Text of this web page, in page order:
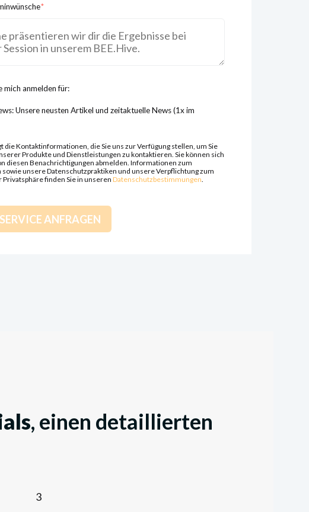
*
mich anmelden für:
Unsere neusten Artikel und zeitaktuelle News (1x im
die Kontaktinformationen, die Sie uns zur Verfügung stellen, um Sie
Produkte und Dienstleistungen zu kontaktieren. Sie können sich
diesen Benachrichtigungen abmelden. Informationen zum
sowie unsere Datenschutzpraktiken und unsere Verpflichtung zum
Privatsphäre finden Sie in unserenDatenschutzbestimmungen
, einen detaillierten
3